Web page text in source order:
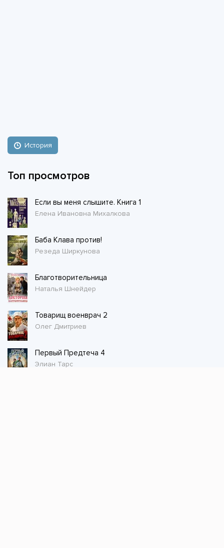
История
Топ просмотров
Если вы меня слышите. Книга 1
Елена Ивановна Михалкова
Баба Клава против!
Резеда Ширкунова
Благотворительница
Наталья Шнейдер
Товарищ военврач 2
Олег Дмитриев
Первый Предтеча 4
Элиан Тарс